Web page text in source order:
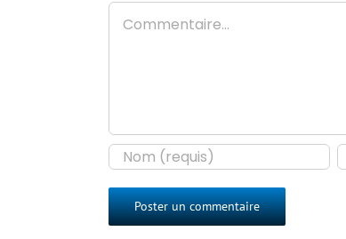
Commentaire